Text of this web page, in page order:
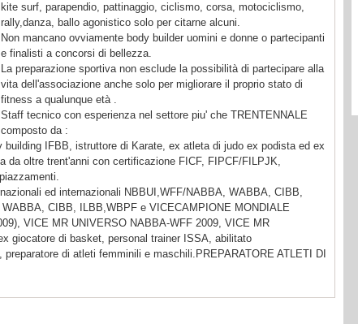
kite surf, parapendio, pattinaggio, ciclismo, corsa, motociclismo,
rally,danza, ballo agonistico solo per citarne alcuni.
Non mancano ovviamente body builder uomini e donne o partecipanti
e finalisti a concorsi di bellezza.
La preparazione sportiva non esclude la possibilità di partecipare alla
vita dell'associazione anche solo per migliorare il proprio stato di
fitness a qualunque età .
Staff tecnico con esperienza nel settore piu' che TRENTENNALE
composto da :
IFBB, istruttore di Karate, ex atleta di judo ex podista ed ex
da oltre trent'anni con certificazione FICF, FIPCF/FILPJK,
ed internazionali NBBUI,WFF/NABBA, WABBA, CIBB,
CIBB, ILBB,WBPF e VICECAMPIONE MONDIALE
VICE MR UNIVERSO NABBA-WFF 2009, VICE MR
giocatore di basket, personal trainer ISSA, abilitato
di atleti femminili e maschili.PREPARATORE ATLETI DI